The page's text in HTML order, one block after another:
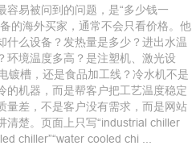
容易被问到的问题，是“多少钱一
的海外买家，通常不会只看价格。他
什么设备？发热量是多少？进出水温
环境温度多高？是注塑机、激光设
镀槽，还是食品加工线？冷水机不是
的机器，而是帮客户把工艺温度稳定
量差，不是客户没有需求，而是网站
清楚。页面上只写“industrial chiller
chiller”“water cooled chi ...